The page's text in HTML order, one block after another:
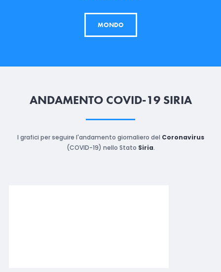
MONDO
ANDAMENTO COVID-19 SIRIA
I grafici per seguire l'andamento giornaliero del Coronavirus
(COVID-19) nello Stato Siria.